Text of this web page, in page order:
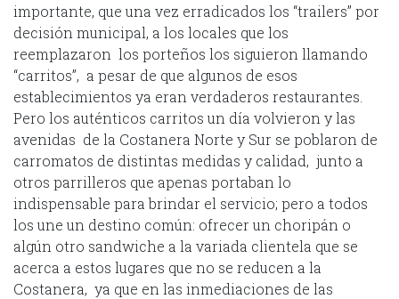
importante, que una vez erradicados los “trailers” por
decisión municipal, a los locales que los
reemplazaron los porteños los siguieron llamando
“carritos”, a pesar de que algunos de esos
establecimientos ya eran verdaderos restaurantes.
Pero los auténticos carritos un día volvieron y las
avenidas de la Costanera Norte y Sur se poblaron de
carromatos de distintas medidas y calidad, junto a
otros parrilleros que apenas portaban lo
indispensable para brindar el servicio; pero a todos
los une un destino común: ofrecer un choripán o
algún otro sandwiche a la variada clientela que se
acerca a estos lugares que no se reducen a la
Costanera, ya que en las inmediaciones de las